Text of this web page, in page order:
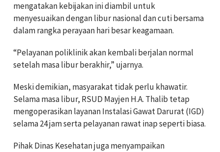
mengatakan kebijakan ini diambil untuk
menyesuaikan dengan libur nasional dan cuti bersama
dalam rangka perayaan hari besar keagamaan.
“Pelayanan poliklinik akan kembali berjalan normal
setelah masa libur berakhir,” ujarnya.
Meski demikian, masyarakat tidak perlu khawatir.
Selama masa libur, RSUD Mayjen H.A. Thalib tetap
mengoperasikan layanan Instalasi Gawat Darurat (IGD)
selama 24 jam serta pelayanan rawat inap seperti biasa.
Pihak Dinas Kesehatan juga menyampaikan